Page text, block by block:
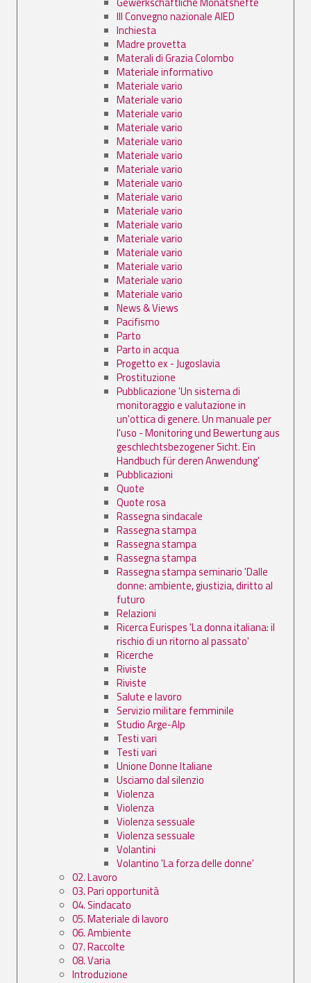
III Convegno nazionale AIED
Inchiesta
Madre provetta
Materali di Grazia Colombo
Materiale informativo
Materiale vario
Materiale vario
Materiale vario
Materiale vario
Materiale vario
Materiale vario
Materiale vario
Materiale vario
Materiale vario
Materiale vario
Materiale vario
Materiale vario
Materiale vario
Materiale vario
Materiale vario
Materiale vario
News & Views
Pacifismo
Parto
Parto in acqua
Progetto ex - Jugoslavia
Prostituzione
Pubblicazione 'Un sistema di
monitoraggio e valutazione in
un'ottica di genere. Un manuale per
l'uso - Monitoring und Bewertung aus
geschlechtsbezogener Sicht. Ein
Handbuch für deren Anwendung'
Pubblicazioni
Quote
Quote rosa
Rassegna sindacale
Rassegna stampa
Rassegna stampa
Rassegna stampa
Rassegna stampa seminario 'Dalle
donne: ambiente, giustizia, diritto al
futuro
Relazioni
Ricerca Eurispes 'La donna italiana: il
rischio di un ritorno al passato'
Ricerche
Riviste
Riviste
Salute e lavoro
Servizio militare femminile
Studio Arge-Alp
Testi vari
Testi vari
Unione Donne Italiane
Usciamo dal silenzio
Violenza
Violenza
Violenza sessuale
Violenza sessuale
Volantini
Volantino 'La forza delle donne'
02. Lavoro
03. Pari opportunità
04. Sindacato
05. Materiale di lavoro
06. Ambiente
07. Raccolte
08. Varia
Introduzione